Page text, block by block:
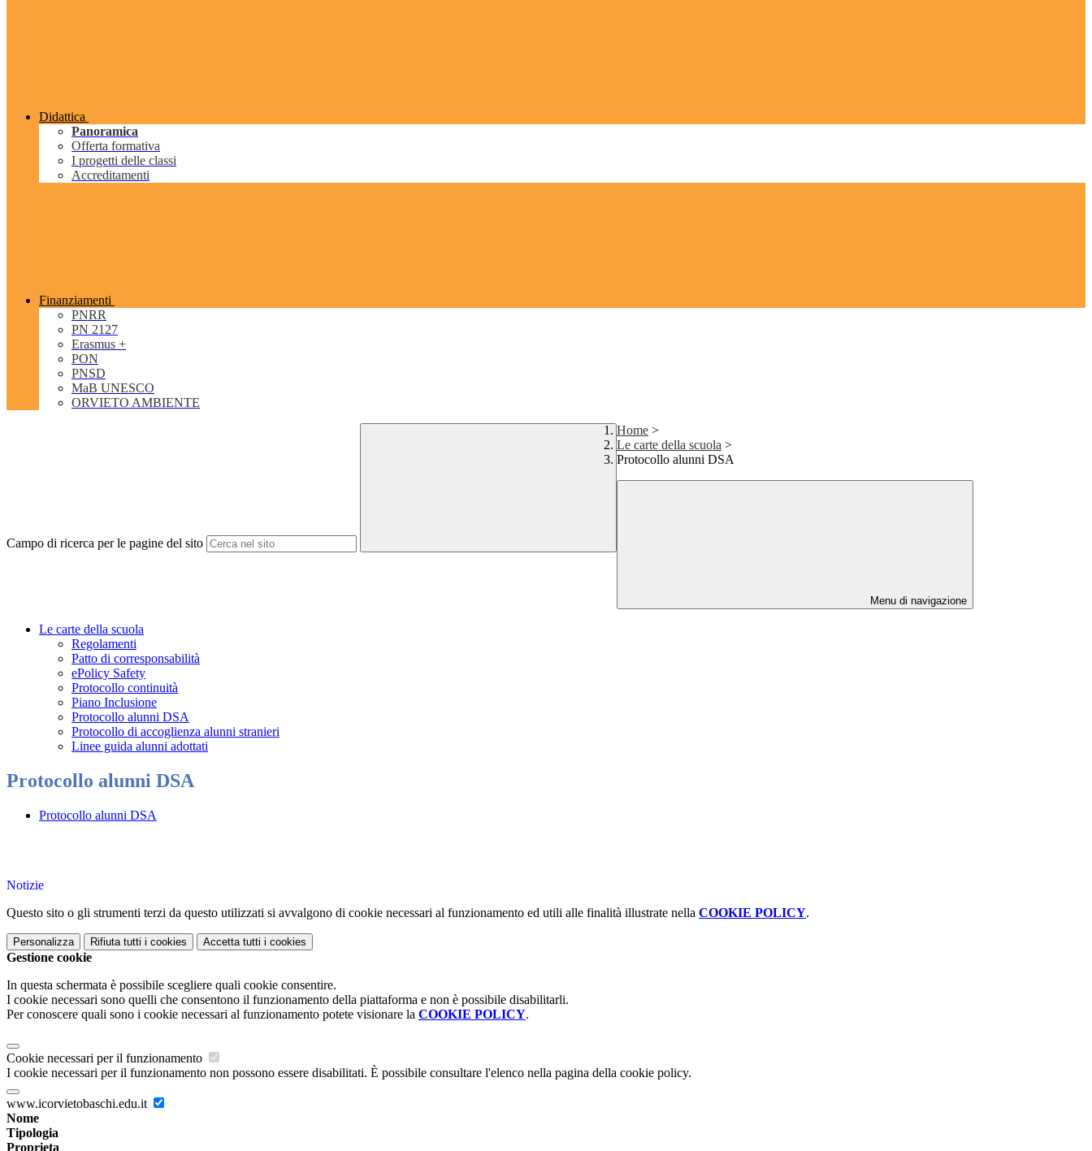
Didattica
Panoramica
Offerta formativa
I progetti delle classi
Accreditamenti
Finanziamenti
PNRR
PN 2127
Erasmus +
PON
PNSD
MaB UNESCO
ORVIETO AMBIENTE
Campo di ricerca per le pagine del sito
Home >
Le carte della scuola >
Protocollo alunni DSA
Menu di navigazione
Le carte della scuola
Regolamenti
Patto di corresponsabilità
ePolicy Safety
Protocollo continuità
Piano Inclusione
Protocollo alunni DSA
Protocollo di accoglienza alunni stranieri
Linee guida alunni adottati
Protocollo alunni DSA
Protocollo alunni DSA
Notizie
Questo sito o gli strumenti terzi da questo utilizzati si avvalgono di cookie necessari al funzionamento ed utili alle finalità illustrate nella COOKIE POLICY.
Personalizza Rifiuta tutti i cookies Accetta tutti i cookies
Gestione cookie
In questa schermata è possibile scegliere quali cookie consentire.
I cookie necessari sono quelli che consentono il funzionamento della piattaforma e non è possibile disabilitarli.
Per conoscere quali sono i cookie necessari al funzionamento potete visionare la COOKIE POLICY.
Cookie necessari per il funzionamento
I cookie necessari per il funzionamento non possono essere disabilitati. È possibile consultare l'elenco nella pagina della cookie policy.
www.icorvietobaschi.edu.it
Nome
Tipologia
Proprieta